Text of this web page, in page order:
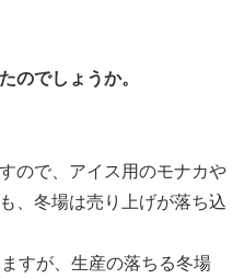
のでしょうか。
ので、アイス用のモナカや
、冬場は売り上げが落ち込
すが、生産の落ちる冬場